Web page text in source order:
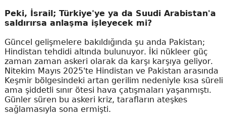
Peki, İsrail; Türkiye'ye ya da Suudi Arabistan'a
saldırırsa anlaşma işleyecek mi?
Güncel gelişmelere bakıldığında şu anda Pakistan;
Hindistan tehdidi altında bulunuyor. İki nükleer güç
zaman zaman askeri olarak da karşı karşıya geliyor.
Nitekim Mayıs 2025'te Hindistan ve Pakistan arasında
Keşmir bölgesindeki artan gerilim nedeniyle kısa süreli
ama şiddetli sınır ötesi hava çatışmaları yaşanmıştı.
Günler süren bu askeri kriz, tarafların ateşkes
sağlamasıyla sona ermişti.